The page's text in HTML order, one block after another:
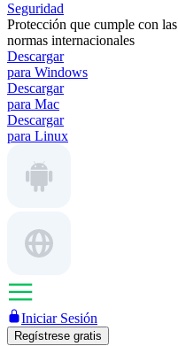
Seguridad
Protección que cumple con las
normas internacionales
Descargar
para Windows
Descargar
para Mac
Descargar
para Linux
Iniciar Sesión
Regístrese gratis